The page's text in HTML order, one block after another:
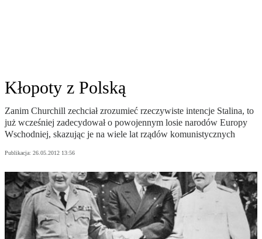
Kłopoty z Polską
Zanim Churchill zechciał zrozumieć rzeczywiste intencje Stalina, to
już wcześniej zadecydował o powojennym losie narodów Europy
Wschodniej, skazując je na wiele lat rządów komunistycznych
Publikacja: 26.05.2012 13:56